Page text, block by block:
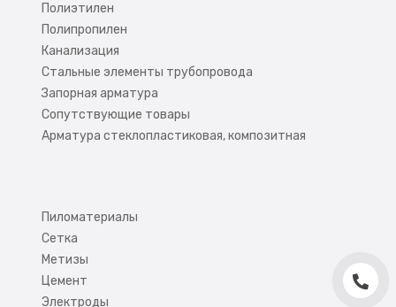
Полиэтилен
Полипропилен
Канализация
Стальные элементы трубопровода
Запорная арматура
Сопутствующие товары
Арматура стеклопластиковая, композитная
Пиломатериалы
Сетка
Метизы
Цемент
Электроды